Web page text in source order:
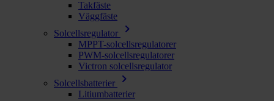
Takfäste
Väggfäste
Solcellsregulator
chevron_right
MPPT-solcellsregulatorer
PWM-solcellsregulatorer
Victron solcellsregulator
Solcellsbatterier
chevron_right
Litiumbatterier